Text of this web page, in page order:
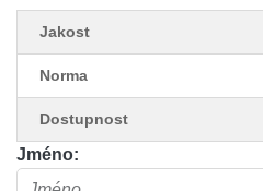
Jakost
Norma
Dostupnost
Jméno: